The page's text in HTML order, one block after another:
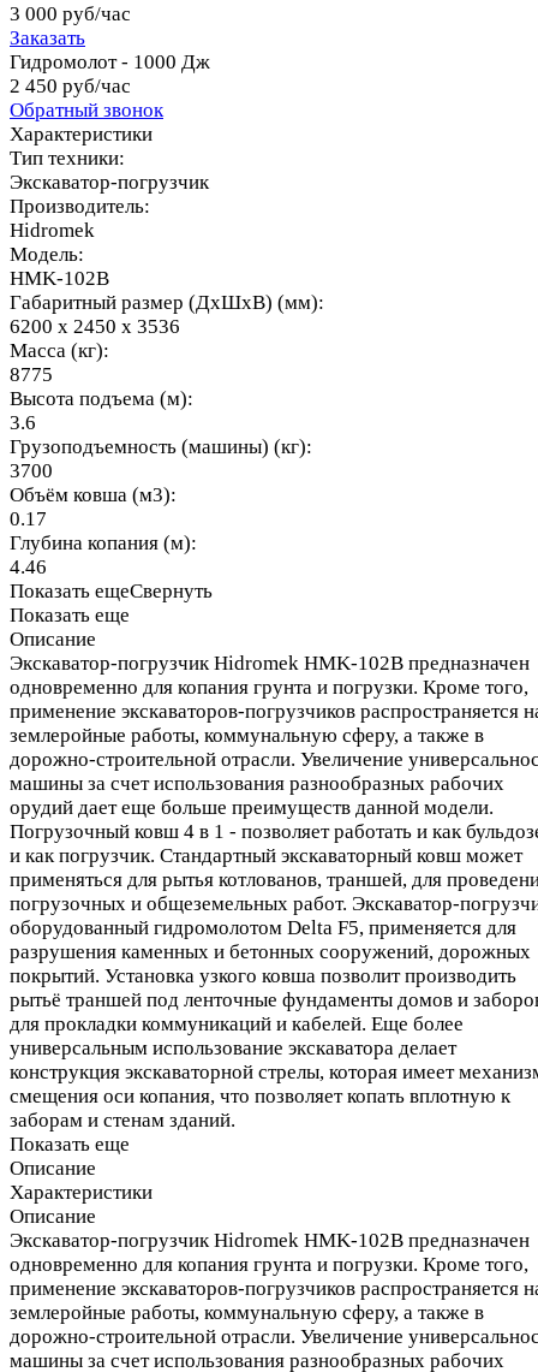
3 000 руб/час
Заказать
Гидромолот - 1000 Дж
2 450 руб/час
Обратный звонок
Характеристики
Тип техники:
Экскаватор-погрузчик
Производитель:
Hidromek
Модель:
HMK-102B
Габаритный размер (ДхШхВ) (мм):
6200 х 2450 х 3536
Масса (кг):
8775
Высота подъема (м):
3.6
Грузоподъемность (машины) (кг):
3700
Объём ковша (м3):
0.17
Глубина копания (м):
4.46
Показать ещеСвернуть
Показать еще
Описание
Экскаватор-погрузчик Hidromek HMK-102B предназначен
одновременно для копания грунта и погрузки. Кроме того,
применение экскаваторов-погрузчиков распространяется
землеройные работы, коммунальную сферу, а также в
дорожно-строительной отрасли. Увеличение
машины за счет использования разнообразных рабочих
орудий дает еще больше преимуществ данной модели.
Погрузочный ковш 4 в 1 - позволяет работать и как
и как погрузчик. Стандартный экскаваторный ковш может
применяться для рытья котлованов, траншей, для
погрузочных и общеземельных работ. Экскаватор-
оборудованный гидромолотом Delta F5, применяется для
разрушения каменных и бетонных сооружений, дорожных
покрытий. Установка узкого ковша позволит производить
рытьё траншей под ленточные фундаменты домов и
для прокладки коммуникаций и кабелей. Еще более
универсальным использование экскаватора делает
конструкция экскаваторной стрелы, которая имеет
смещения оси копания, что позволяет копать вплотную к
заборам и стенам зданий.
Показать еще
Описание
Характеристики
Описание
Экскаватор-погрузчик Hidromek HMK-102B предназначен
одновременно для копания грунта и погрузки. Кроме того,
применение экскаваторов-погрузчиков распространяется
землеройные работы, коммунальную сферу, а также в
дорожно-строительной отрасли. Увеличение
машины за счет использования разнообразных рабочих